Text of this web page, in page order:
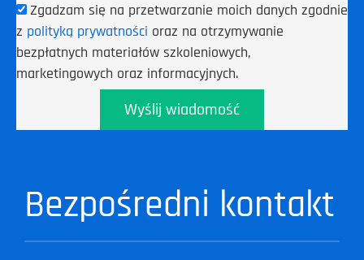
Zgadzam się na przetwarzanie moich danych zgodnie
z polityką prywatności oraz na otrzymywanie
bezpłatnych materiałów szkoleniowych,
marketingowych oraz informacyjnych.
Wyślij wiadomość
Bezpośredni kontakt